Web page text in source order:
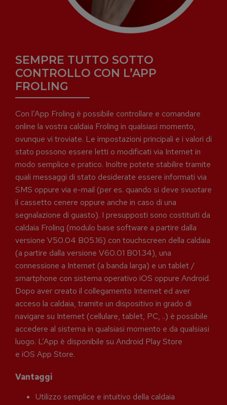
SEMPRE TUTTO SOTTO
CONTROLLO CON L’APP
FROLING
Con l’App Froling è possibile controllare e comandare
online la vostra caldaia Froling in qualsiasi momento,
ovunque vi troviate. Le impostazioni principali e i valori di
stato possono essere letti o modificati via Internet in
modo semplice e pratico. Inoltre potete stabilire tramite
quali messaggi di stato desiderate essere informati via
SMS oppure via e-mail (per es. quando si deve svuotare
il cassetto cenere oppure anche in caso di una
segnalazione di guasto). I presupposti sono costituiti da
caldaia Froling (modulo base software a partire dalla
versione V50.04 B05.16) con touchscreen della caldaia
(a partire dalla versione V60.01 B01.34), una
connessione a Internet (a banda larga) e un tablet /
smartphone con sistema operativo iOS oppure Android.
Dopo aver creato il collegamento Internet ed aver
acceso la caldaia, tramite un dispositivo in grado di
navigare su Internet (cellulare, tablet, PC, ..) è possibile
accedere al sistema in qualsiasi momento e da qualsiasi
luogo. L’App è disponibile su Android Play Store
e iOS App Store.
Vantaggi
Utilizzo semplice e intuitivo della caldaia